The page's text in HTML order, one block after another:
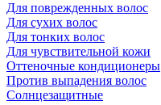
Для поврежденных волос
Для сухих волос
Для тонких волос
Для чувствительной кожи
Оттеночные кондиционеры
Против выпадения волос
Солнцезащитные